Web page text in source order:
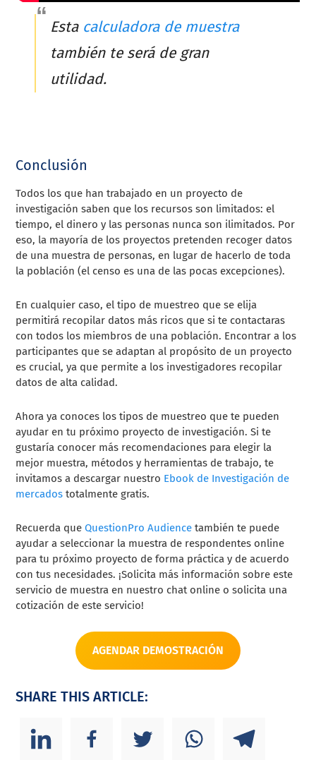
Esta calculadora de muestra
también te será de gran
utilidad.
Conclusión
Todos los que han trabajado en un proyecto de
investigación saben que los recursos son limitados: el
tiempo, el dinero y las personas nunca son ilimitados. Por
eso, la mayoría de los proyectos pretenden recoger datos
de una muestra de personas, en lugar de hacerlo de toda
la población (el censo es una de las pocas excepciones).
En cualquier caso, el tipo de muestreo que se elija
permitirá recopilar datos más ricos que si te contactaras
con todos los miembros de una población. Encontrar a los
participantes que se adaptan al propósito de un proyecto
es crucial, ya que permite a los investigadores recopilar
datos de alta calidad.
Ahora ya conoces los tipos de muestreo que te pueden
ayudar en tu próximo proyecto de investigación. Si te
gustaría conocer más recomendaciones para elegir la
mejor muestra, métodos y herramientas de trabajo, te
invitamos a descargar nuestro Ebook de Investigación de
mercados totalmente gratis.
Recuerda queQuestionPro Audience también te puede
ayudar a seleccionar la muestra de respondentes online
para tu próximo proyecto de forma práctica y de acuerdo
con tus necesidades. ¡Solicita más información sobre este
servicio de muestra en nuestro chat online o solicita una
cotización de este servicio!
AGENDAR DEMOSTRACIÓN
SHARE THIS ARTICLE: